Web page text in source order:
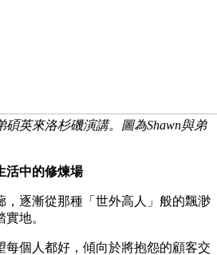
碩英來洛杉磯演講。圖為Shawn與弟
活中的修煉場
，逐漸從那種「世外高人」般的飄渺
地。
每個人都好，傾向於將抱怨的顧客交